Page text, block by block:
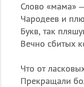
Слово «мама»
Чародеев и
Букв, так
Вечно сбитых
Что от
Прекращали